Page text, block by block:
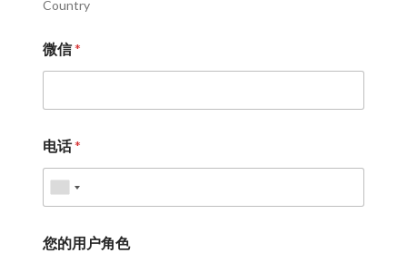
Country
微信*
电话*
您的用户角色